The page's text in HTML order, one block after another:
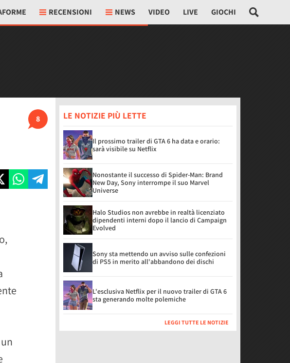
RECENSIONI NEWS VIDEO LIVE GIOCHI
8 LE NOTIZIE PIÙ LETTE
Il prossimo trailer di GTA 6 ha data e orario:
sarà visibile su Netflix
Nonostante il successo di Spider-Man: Brand
New Day, Sony interrompe il suo Marvel
Universe
Halo Studios non avrebbe in realtà licenziato
dipendenti interni dopo il lancio di Campaign
Evolved
Sony sta mettendo un avviso sulle confezioni
di PS5 in merito all'abbandono dei dischi
L'esclusiva Netflix per il nuovo trailer di GTA 6
sta generando molte polemiche
LEGGI TUTTE LE NOTIZIE